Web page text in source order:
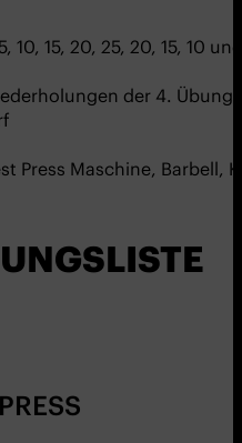
10, 15, 20, 25, 20, 15, 10
der 4. Übung
Press Maschine, Barbell,